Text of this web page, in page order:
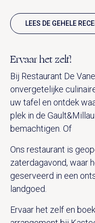
LEES DE GEHELE
Ervaar het zelf!
Bij Restaurant De
onvergetelijke
uw tafel en ontdek
plek in de
bemachtigen. Of
Ons restaurant is
zaterdagavond, waar
geserveerd in een
landgoed.
Ervaar het zelf en